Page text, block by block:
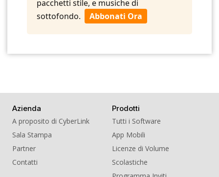
pacchetti stile, e musiche di
sottofondo.
Abbonati Ora
Azienda
A proposito di CyberLink
Sala Stampa
Partner
Contatti
Prodotti
Tutti i Software
App Mobili
Licenze di Volume
Scolastiche